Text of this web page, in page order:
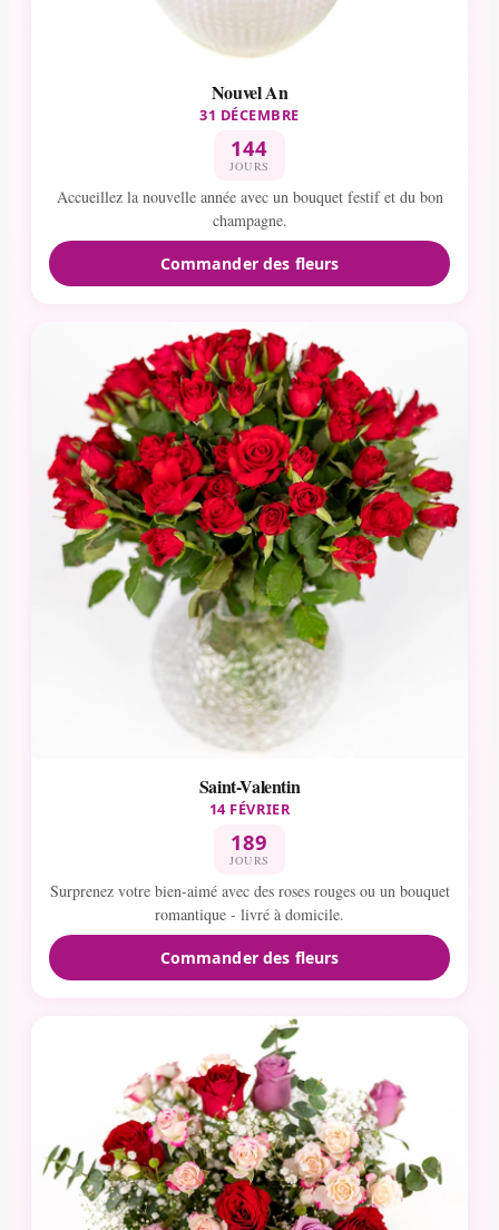
Nouvel An
31 DÉCEMBRE
144
JOURS
Accueillez la nouvelle année avec un bouquet festif et du bon
champagne.
Commander des fleurs
Saint-Valentin
14 FÉVRIER
189
JOURS
Surprenez votre bien-aimé avec des roses rouges ou un bouquet
romantique - livré à domicile.
Commander des fleurs